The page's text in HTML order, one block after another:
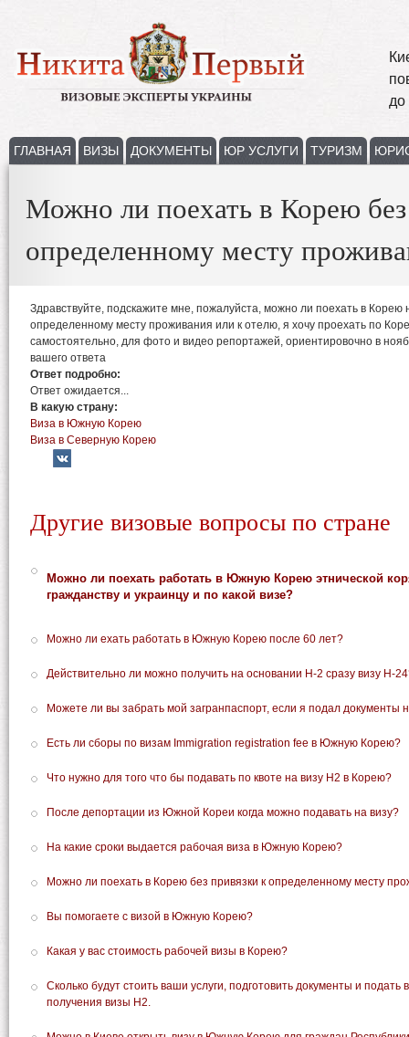
до
ГЛАВНАЯ ВИЗЫ ДОКУМЕНТЫ ЮР УСЛУГИ ТУРИЗМ
Можно ли поехать в Корею
определенному месту
Здравствуйте, подскажите мне, пожалуйста, можно ли поехать в Корею
определенному месту проживания или к отелю, я хочу проехать по
самостоятельно, для фото и видео репортажей, ориентировочно в
вашего ответа
Ответ подробно:
Ответ ожидается...
В какую страну:
Виза в Южную Корею
Виза в Северную Корею
Другие визовые вопросы по стране
Можно ли поехать работать в Южную Корею этнической
гражданству и украинцу и по какой визе?
Можно ли ехать работать в Южную Корею после 60 лет?
Действительно ли можно получить на основании H-2 сразу визу H-
Можете ли вы забрать мой загранпаспорт, если я подал документы
Есть ли сборы по визам Immigration registration fee в Южную Корею?
Что нужно для того что бы подавать по квоте на визу Н2 в Корею?
После депортации из Южной Кореи когда можно подавать на визу?
На какие сроки выдается рабочая виза в Южную Корею?
Можно ли поехать в Корею без привязки к определенному месту
Вы помогаете с визой в Южную Корею?
Какая у вас стоимость рабочей визы в Корею?
Сколько будут стоить ваши услуги, подготовить документы и подать
получения визы Н2.